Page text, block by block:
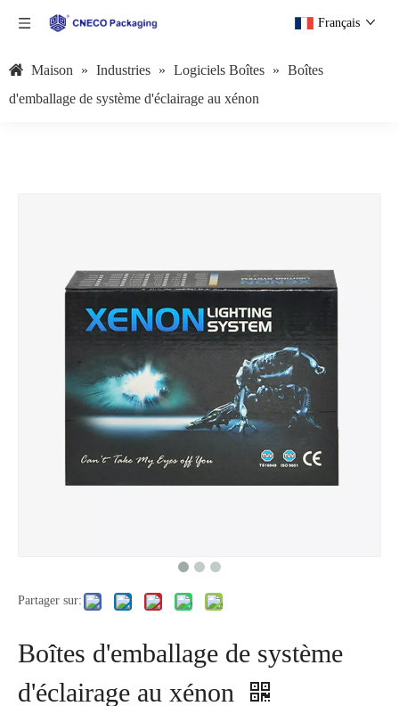
Français
Maison » Industries » Logiciels Boîtes » Boîtes
d'emballage de système d'éclairage au xénon
Partager sur:
Boîtes d'emballage de système
d'éclairage au xénon